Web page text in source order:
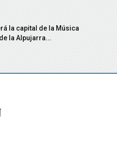
la capital de la Música
la Alpujarra...